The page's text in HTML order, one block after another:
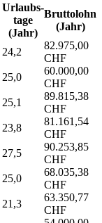
Urlaubs­
tage
(Jahr)
Bruttolohn
(Jahr)
24,2
82.975,00
CHF
25,0
60.000,00
CHF
25,1
89.815,38
CHF
23,8
81.161,54
CHF
27,5
90.253,85
CHF
25,0
68.035,38
CHF
21,3
63.350,77
CHF